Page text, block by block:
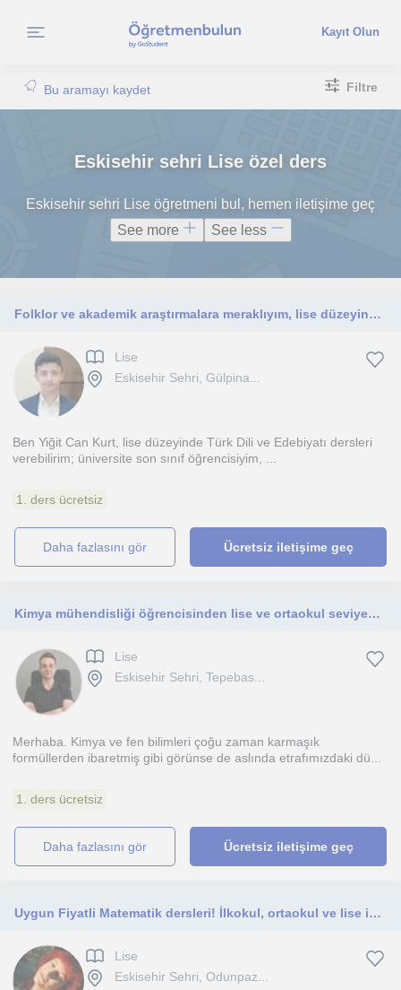
Kayıt Olun
Bu aramayı kaydet Filtre
Eskisehir sehri Lise özel ders
Eskisehir sehri Lise öğretmeni bul, hemen iletişime geç
See more
See less
Folklor ve akademik araştırmalara meraklıyım, lise düzeyinde ders verebilirim.
Lise
Eskisehir Sehri, Gülpina...
Ben Yiğit Can Kurt, lise düzeyinde Türk Dili ve Edebiyatı dersleri
verebilirim; üniversite son sınıf öğrencisiyim, ...
1. ders ücretsiz
daha fazlasını gör Ücretsiz iletişime geç
Kimya mühendisliği öğrencisinden lise ve ortaokul seviyesine özel ödev koçluğu ve kimya dersi
Lise
Eskisehir Sehri, Tepebas...
Merhaba. Kimya ve fen bilimleri çoğu zaman karmaşık
formüllerden ibaretmiş gibi görünse de aslında etrafımızdaki dü...
1. ders ücretsiz
daha fazlasını gör Ücretsiz iletişime geç
Uygun Fiyatli Matematik dersleri! İlkokul, ortaokul ve lise için
Lise
Eskisehir Sehri, Odunpaz...